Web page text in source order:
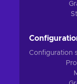
Configuration